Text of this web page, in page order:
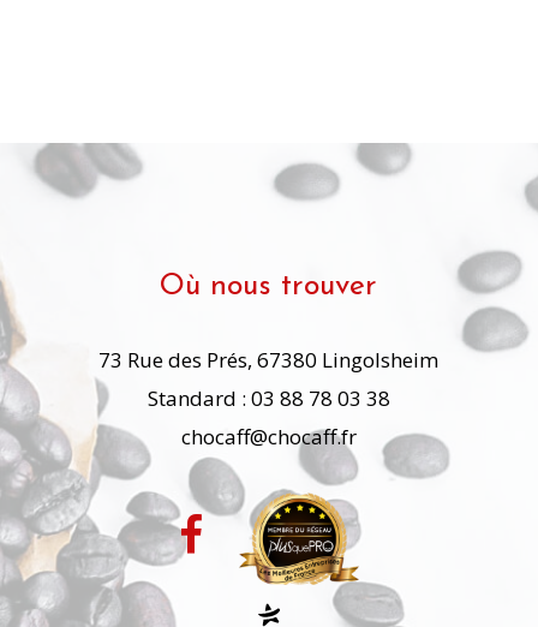
Où nous trouver
73 Rue des Prés, 67380 Lingolsheim
Standard : 03 88 78 03 38
chocaff@chocaff.fr